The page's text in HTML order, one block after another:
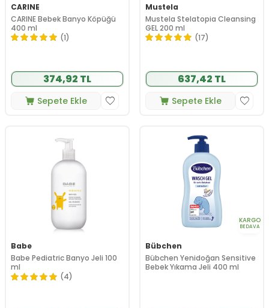
CARINE
CARINE Bebek Banyo Köpüğü
400 ml
(1)
374,92 TL
Sepete Ekle
Mustela
Mustela Stelatopia Cleansing
GEL 200 ml
(17)
637,42 TL
Sepete Ekle
Babe
Babe Pediatric Banyo Jeli 100
ml
(4)
KARGO
BEDAVA
Bübchen
Bübchen Yenidoğan Sensitive
Bebek Yıkama Jeli 400 ml